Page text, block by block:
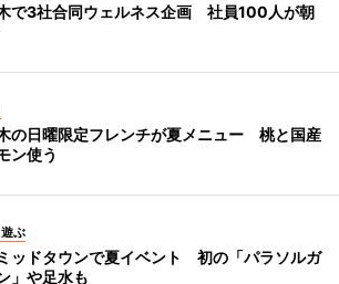
で3社合同ウェルネス企画 社員100人が朝
の日曜限定フレンチが夏メニュー 桃と国産
ン使う
ぶ
ッドタウンで夏イベント 初の「パラソルガ
」や足水も